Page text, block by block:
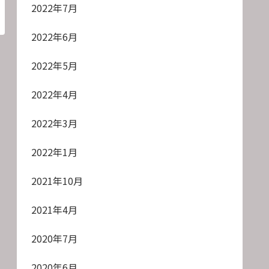
2022年7月
2022年6月
2022年5月
2022年4月
2022年3月
2022年1月
2021年10月
2021年4月
2020年7月